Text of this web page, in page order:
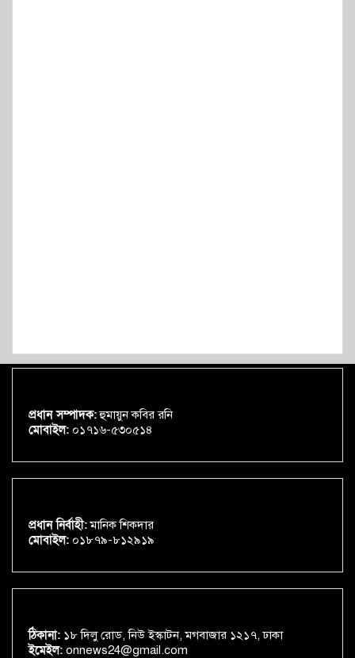
প্রধান সম্পাদক:হুমায়ুন কবির রনি
মোবাইল: ০১৭১৬-৫৩০৫১৪
প্রধান নির্বাহী:মানিক শিকদার
মোবাইল: ০১৮৭৯-৮১২৯১৯
ঠিকানা: ১৮ দিলু রোড, নিউ ইস্কাটন, মগবাজার ১২১৭, ঢাকা
ইমেইল: onnews24@gmail.com